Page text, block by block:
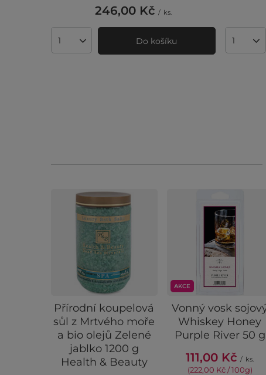
246,00 Kč / ks.
Množství produktů Do košíku
Přírodní koupelová
sůl z Mrtvého moře
a bio olejů Zelené
jablko 1200 g
Health & Beauty
AKCE
Vonný vosk
Whiskey Honey
Purple River 50 g
111,00 Kč / ks.
(222,00 Kč / 100g)